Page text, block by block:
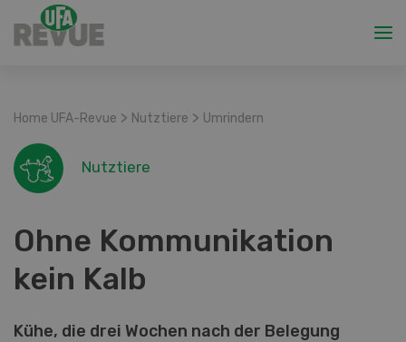
Home UFA-Revue > Nutztiere > Umrindern
Nutztiere
Ohne Kommunikation
kein Kalb
Kühe, die drei Wochen nach der Belegung